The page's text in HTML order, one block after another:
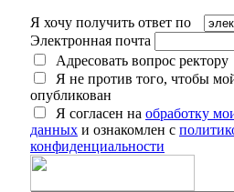
Я хочу получить ответ по
Электронная почта
Адресовать вопрос ректору
Я не против того, чтобы
опубликован
Я согласен на обработку
данных и ознакомлен с
конфиденциальности